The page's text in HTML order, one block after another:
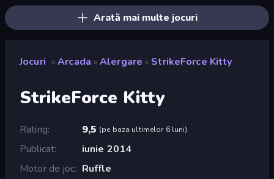
Arată mai multe jocuri
Jocuri » Arcada » Alergare » StrikeForce Kitty
StrikeForce Kitty
Rating 9,5 (pe baza ultimelor 6 luni)
Publicat
iunie 2014
Motor de joc Ruffle